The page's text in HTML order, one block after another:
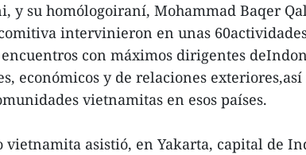
y su homólogoiraní, Mohammad Baqer
intervinieron en unas
con máximos dirigentes
económicos y de relaciones exteriores,así
vietnamitas en esos países.
asistió, en Yakarta, capital de